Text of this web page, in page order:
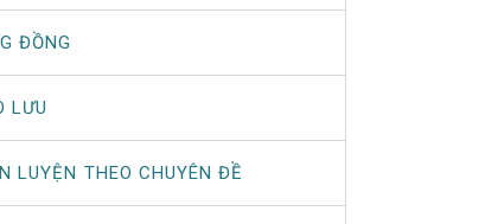
ĐỒNG
LƯU
LUYỆN THEO CHUYÊN ĐỀ